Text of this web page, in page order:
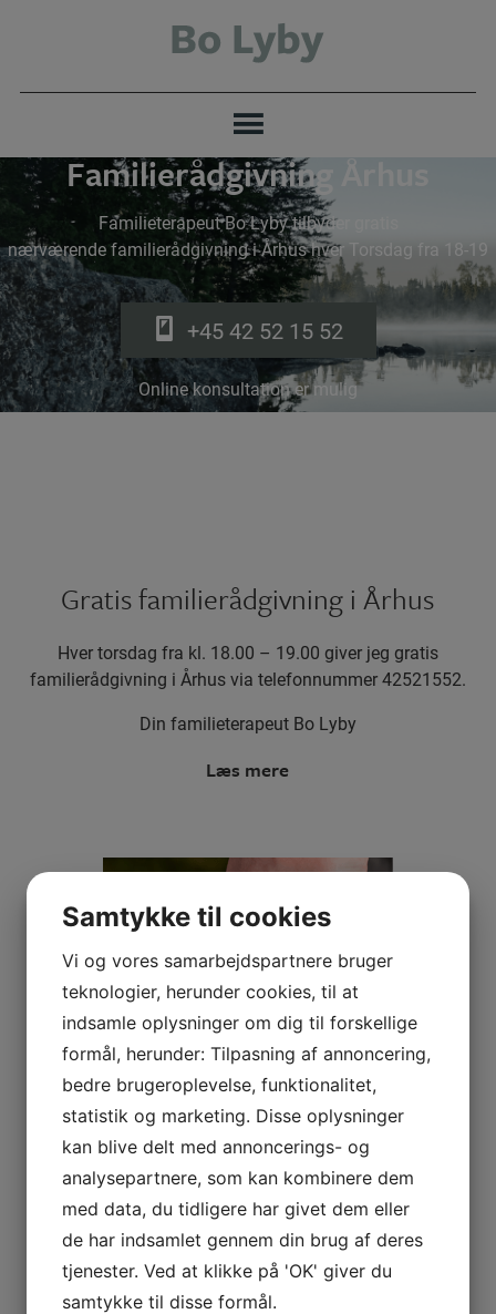
Familierådgivning Århus
Familieterapeut Bo Lyby tilbyder gratis
nærværende familierådgivning i Århus hver Torsdag fra 18-19
+45 42 52 15 52
Online konsultation er mulig
Gratis familierådgivning i Århus
Hver torsdag fra kl. 18.00 – 19.00 giver jeg gratis
familierådgivning i Århus via telefonnummer 42521552.
Din familieterapeut Bo Lyby
Læs mere
Familieterapi
Læs mere
Individuel terapi
Læs mere
Supervision
Læs mere
Samtykke til cookies
Vi og vores samarbejdspartnere bruger
teknologier, herunder cookies, til at
indsamle oplysninger om dig til forskellige
formål, herunder: Tilpasning af annoncering,
bedre brugeroplevelse, funktionalitet,
statistik og marketing. Disse oplysninger
kan blive delt med annoncerings- og
analysepartnere, som kan kombinere dem
med data, du tidligere har givet dem eller
de har indsamlet gennem din brug af deres
tjenester. Ved at klikke på 'OK' giver du
samtykke til disse formål.